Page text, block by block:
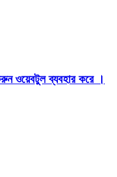
ওয়েবটুল ব্যবহার করে ।